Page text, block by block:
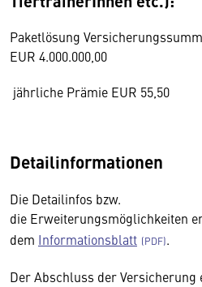
Paketlösung
EUR 4.000.000,00
jährliche Prämie EUR 55,50
Detailinformationen
Die Detailinfos bzw.
die Erweiterungsmöglichkeiten
dem Informationsblatt .
Der Abschluss der Versicherung